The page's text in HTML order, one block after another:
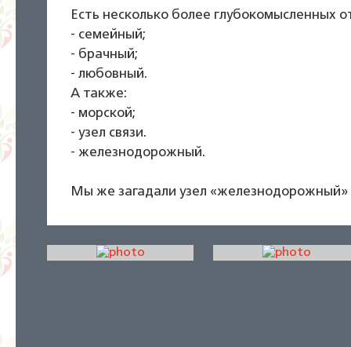
Есть несколько более глубокомысленных
- семейный;
- брачный;
- любовный.
А также:
- морской;
- узел связи.
- железнодорожный.
Мы же загадали узел «железнодорожный»